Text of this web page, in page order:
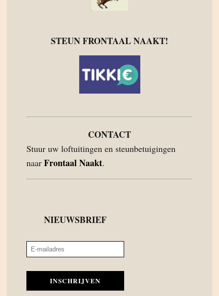
STEUN FRONTAAL NAAKT!
CONTACT
Stuur uw loftuitingen en steunbetuigingen
naar Frontaal Naakt.
NIEUWSBRIEF
INSCHRIJVEN